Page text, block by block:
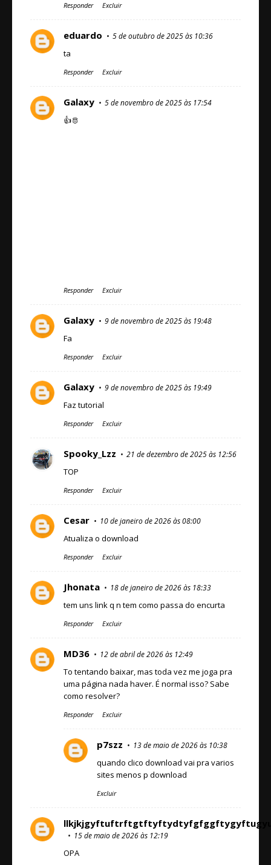
Responder Excluir
eduardo 5 de outubro de 2025 às 10:36
ta
Responder Excluir
Galaxy 5 de novembro de 2025 às 17:54
👍🫅
Responder Excluir
Galaxy 9 de novembro de 2025 às 19:48
Fa
Responder Excluir
Galaxy 9 de novembro de 2025 às 19:49
Faz tutorial
Responder Excluir
Spooky_Lzz 21 de dezembro de 2025 às 12:56
TOP
Responder Excluir
Cesar 10 de janeiro de 2026 às 08:00
Atualiza o download
Responder Excluir
Jhonata 18 de janeiro de 2026 às 18:33
tem uns link q n tem como passa do encurta
Responder Excluir
MD36 12 de abril de 2026 às 12:49
To tentando baixar, mas toda vez me joga pra
uma página nada haver. É normal isso? Sabe
como resolver?
Responder Excluir
p7szz 13 de maio de 2026 às 10:38
quando clico download vai pra varios
sites menos p download
Excluir
15 de maio de 2026 às 12:19
OPA